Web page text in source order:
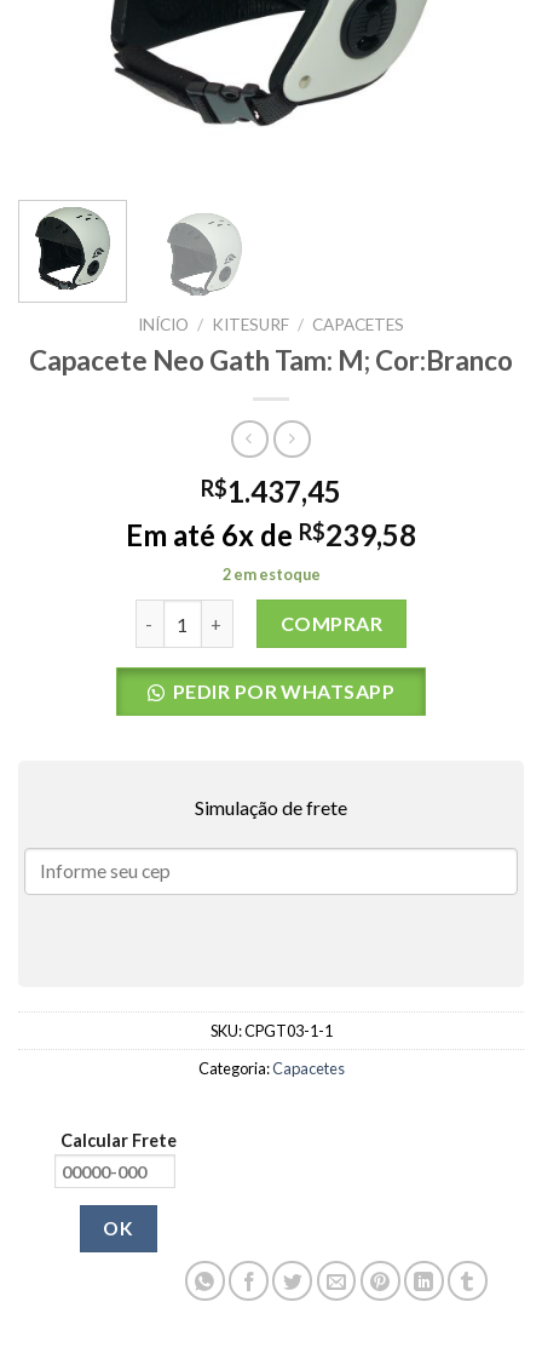
INÍCIO / KITESURF / CAPACETES
Capacete Neo Gath Tam: M; Cor:Branco
R$1.437,45
Em até 6x de R$239,58
2 em estoque
COMPRAR
PEDIR POR WHATSAPP
Simulação de frete
SKU:CPGT03-1-1
Categoria:Capacetes
Calcular Frete
OK